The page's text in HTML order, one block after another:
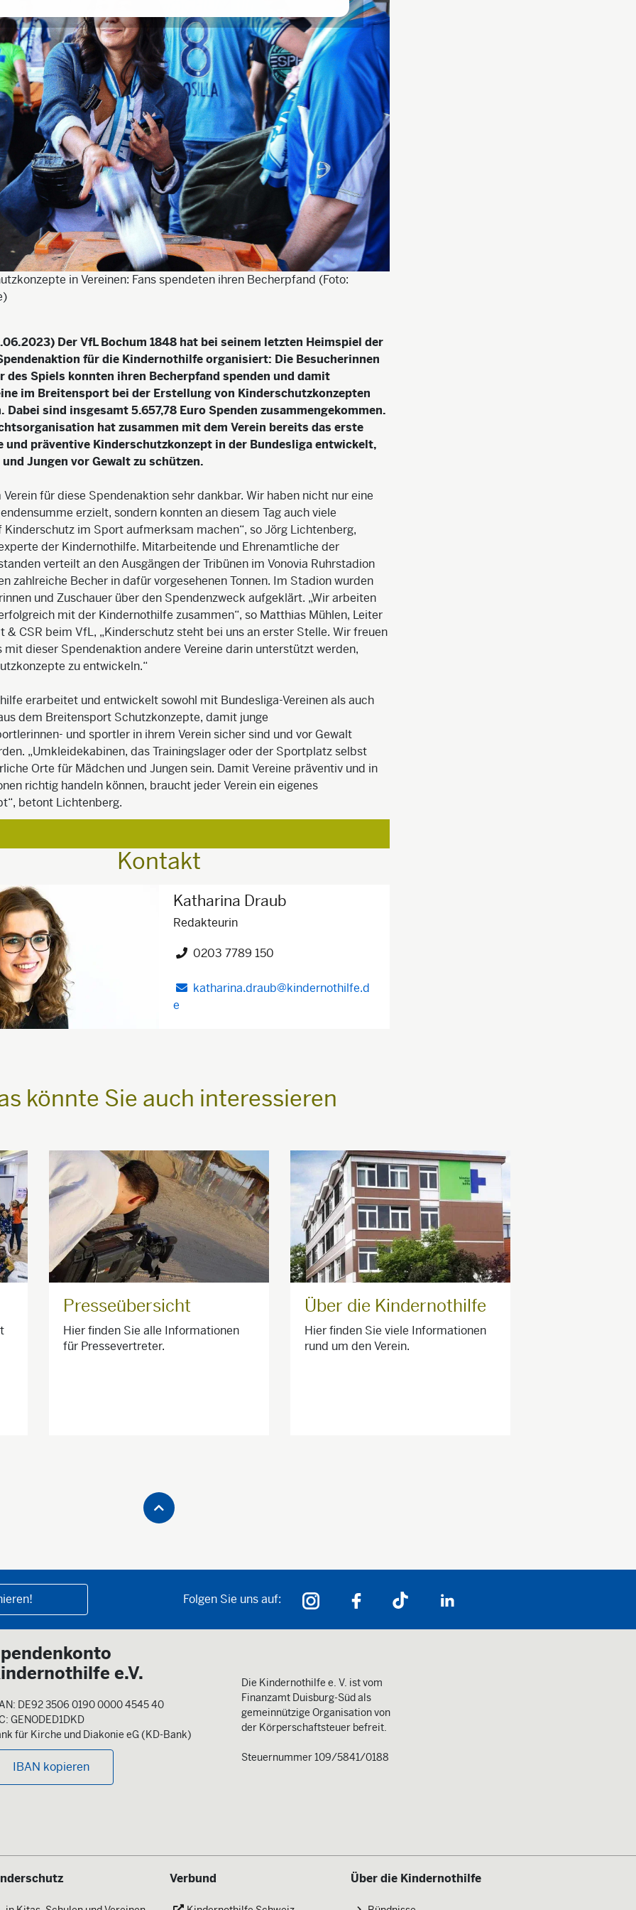
in Vereinen: Fans spendeten ihren Becherpfand (Foto:
Der VfL Bochum 1848 hat bei seinem letzten Heimspiel der
für die Kindernothilfe organisiert: Die Besucherinnen
des Spiels konnten ihren Becherpfand spenden und damit
im Breitensport bei der Erstellung von Kinderschutzkonzepten
sind insgesamt 5.657,78 Euro Spenden zusammengekommen.
hat zusammen mit dem Verein bereits das erste
und präventive Kinderschutzkonzept in der Bundesliga entwickelt,
Jungen vor Gewalt zu schützen.
Verein für diese Spendenaktion sehr dankbar. Wir haben nicht nur eine
erzielt, sondern konnten an diesem Tag auch viele
Kinderschutz im Sport aufmerksam machen“, so Jörg Lichtenberg,
der Kindernothilfe. Mitarbeitende und Ehrenamtliche der
verteilt an den Ausgängen der Tribünen im Vonovia Ruhrstadion
zahlreiche Becher in dafür vorgesehenen Tonnen. Im Stadion wurden
und Zuschauer über den Spendenzweck aufgeklärt. „Wir arbeiten
mit der Kindernothilfe zusammen“, so Matthias Mühlen, Leiter
& CSR beim VfL, „Kinderschutz steht bei uns an erster Stelle. Wir freuen
mit dieser Spendenaktion andere Vereine darin unterstützt werden,
zu entwickeln.“
erarbeitet und entwickelt sowohl mit Bundesliga-Vereinen als auch
dem Breitensport Schutzkonzepte, damit junge
und sportler in ihrem Verein sicher sind und vor Gewalt
„Umkleidekabinen, das Trainingslager oder der Sportplatz selbst
Orte für Mädchen und Jungen sein. Damit Vereine präventiv und in
richtig handeln können, braucht jeder Verein ein eigenes
betont Lichtenberg.
Kontakt
Katharina Draub
Redakteurin
Telefon")
0203 7789 150
katharina.draub@kindernothilfe.d
e
könnte Sie auch interessieren
Presseübersicht
Hier finden Sie alle Informationen
für Pressevertreter.
Über die Kindernothilfe
Hier finden Sie viele Informationen
rund um den Verein.
Folgen Sie uns auf:
e.V.
DE92 3506 0190 0000 4545 40
GENODED1DKD
für Kirche und Diakonie eG (KD-Bank)
IBAN kopieren
Die Kindernothilfe e. V. ist vom
Finanzamt Duisburg-Süd als
gemeinnützige Organisation von
der Körperschaftsteuer befreit.
Steuernummer 109/5841/0188
Verbund Über die Kindernothilfe